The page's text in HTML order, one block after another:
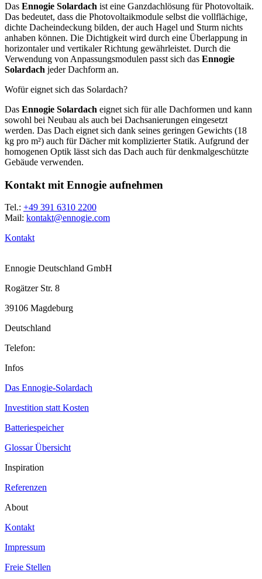
Das Ennogie Solardach ist eine Ganzdachlösung für Photovoltaik.
Das bedeutet, dass die Photovoltaikmodule selbst die vollflächige,
dichte Dacheindeckung bilden, der auch Hagel und Sturm nichts
anhaben können. Die Dichtigkeit wird durch eine Überlappung in
horizontaler und vertikaler Richtung gewährleistet. Durch die
Verwendung von Anpassungsmodulen passt sich das Ennogie
Solardach jeder Dachform an.
Wofür eignet sich das Solardach?
Das Ennogie Solardach eignet sich für alle Dachformen und kann
sowohl bei Neubau als auch bei Dachsanierungen eingesetzt
werden. Das Dach eignet sich dank seines geringen Gewichts (18
kg pro m²) auch für Dächer mit komplizierter Statik. Aufgrund der
homogenen Optik lässt sich das Dach auch für denkmalgeschützte
Gebäude verwenden.
Kontakt mit Ennogie aufnehmen
Tel.: +49 391 6310 2200
Mail: kontakt@ennogie.com
Kontakt
Ennogie Deutschland GmbH
Rogätzer Str. 8
39106 Magdeburg
Deutschland
Telefon:
Infos
Das Ennogie-Solardach
Investition statt Kosten
Batteriespeicher
Glossar Übersicht
Inspiration
Referenzen
About
Kontakt
Impressum
Freie Stellen